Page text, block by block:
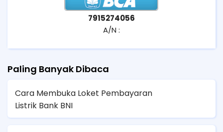
7915274056
A/N :
Paling Banyak Dibaca
Cara Membuka Loket Pembayaran
Listrik Bank BNI